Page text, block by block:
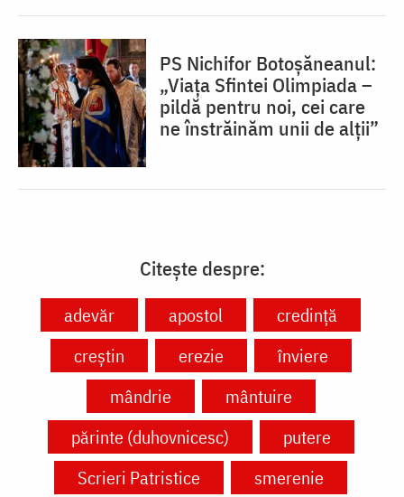
PS Nichifor Botoșăneanul:
„Viața Sfintei Olimpiada –
pildă pentru noi, cei care
ne înstrăinăm unii de alții”
Citește despre:
adevăr apostol
credință
creștin
erezie
înviere
mândrie
mântuire
părinte (duhovnicesc)
putere
Scrieri Patristice
smerenie